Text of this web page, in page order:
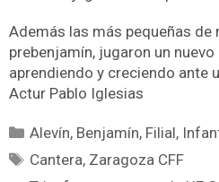
Además las más pequeñas de
prebenjamín, jugaron un
aprendiendo y creciendo ante
Actur Pablo Iglesias
Alevín, Benjamín, Filial,
Cantera, Zaragoza CFF